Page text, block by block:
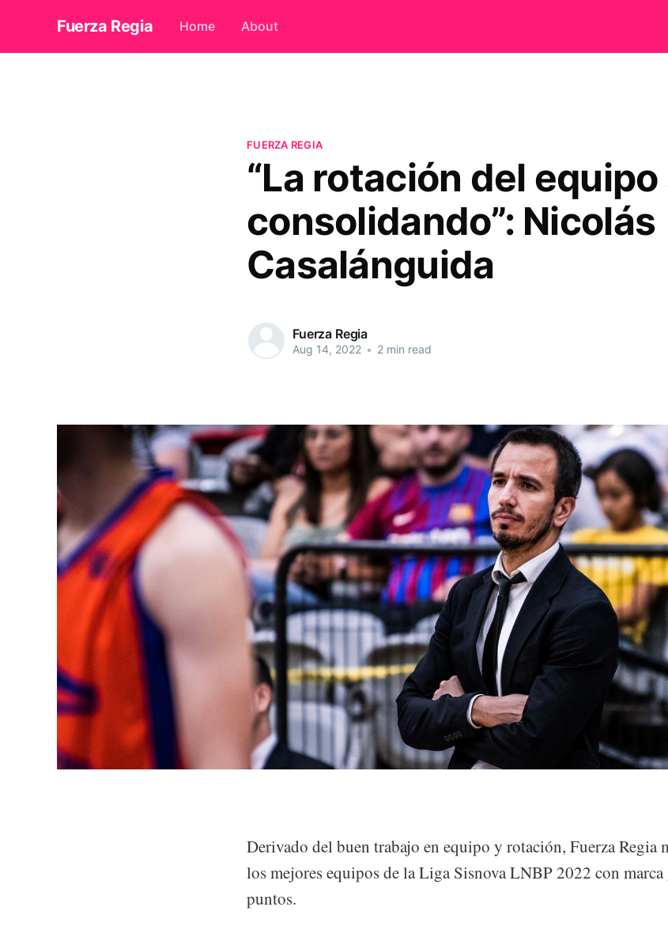
Fuerza Regia Home About
FUERZA REGIA
“La rotación del
consolidando”: Nicolás
Casalánguida
Fuerza Regia
Aug 14, 2022 • 2 min read
Derivado del buen trabajo en equipo y rotación, Fuerza Regia
los mejores equipos de la Liga Sisnova LNBP 2022 con
puntos.